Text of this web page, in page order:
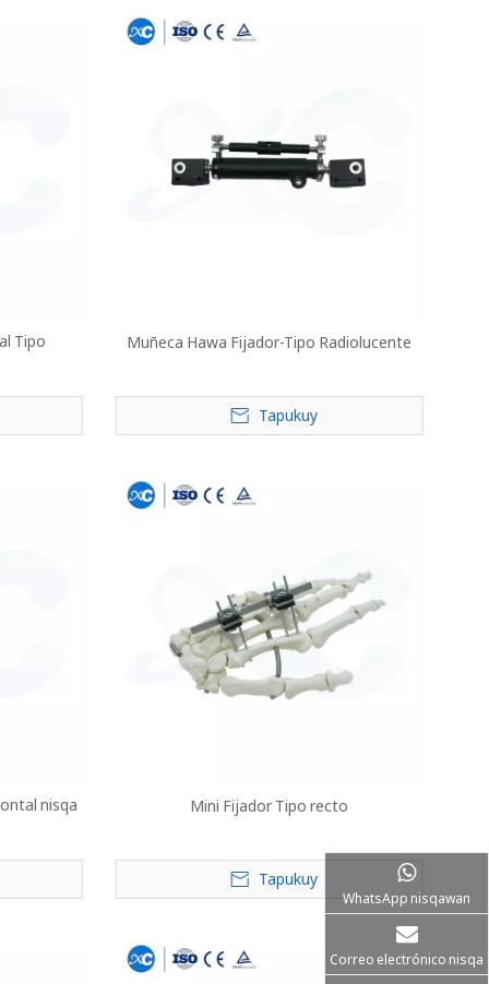
Tipo Muñeca Hawa Fijador-Tipo Radiolucente
Tapukuy
nisqa Mini Fijador Tipo recto
Tapukuy
WhatsApp nisqawan
Correo electrónico nisqa